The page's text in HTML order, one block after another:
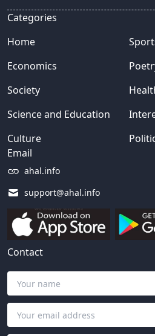
Email
ahal.info
support@ahal.info
Categories
Home
Economics
Society
Science and Education
Culture
Contact